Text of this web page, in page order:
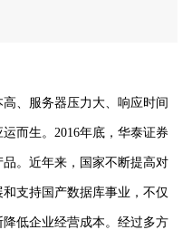
、服务器压力大、响应时间
而生。 2016年底，华泰证券
。 近年来，国家不断提高对
支持国产数据库事业，不仅
低企业经营成本。 经过多方